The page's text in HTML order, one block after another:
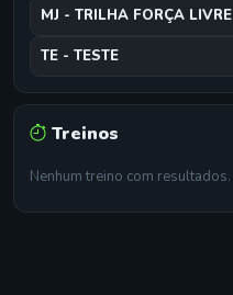
MJ - TRILHA FORÇA LIVRE
TE - TESTE
Treinos
Nenhum treino com resultados.